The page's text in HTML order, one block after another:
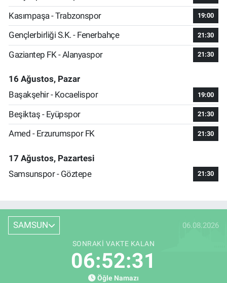
Kasımpaşa - Trabzonspor 19:00
Gençlerbirliği S.K. - Fenerbahçe 21:30
Gaziantep FK - Alanyaspor 21:30
16 Ağustos, Pazar
Başakşehir - Kocaelispor
19:00
Beşiktaş - Eyüpspor 21:30
Amed - Erzurumspor FK 21:30
17 Ağustos, Pazartesi
Samsunspor - Göztepe
21:30
SAMSUN 06.08.2026
SONRAKI VAKTE KALAN
06:52:30
Öğle Namazı